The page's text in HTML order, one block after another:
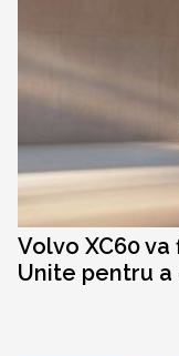
Volvo XC60
Unite pentru